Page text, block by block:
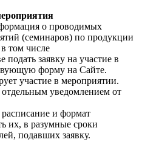
о проводимых
(семинаров) по продукции
том числе
подать заявку на участие в
форму на Сайте.
участие в мероприятии.
уведомлением от
и формат
их, в разумные сроки
подавших заявку.